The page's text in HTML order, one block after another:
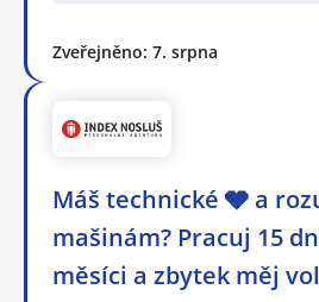
Zveřejněno: 7. srpna
Máš technické 🩶 a
mašinám? Pracuj 15
měsíci a zbytek měj